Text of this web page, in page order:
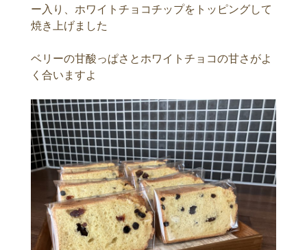
ー入り、ホワイトチョコチップをトッピングして
焼き上げました
ベリーの甘酸っぱさとホワイトチョコの甘さがよ
く合いますよ